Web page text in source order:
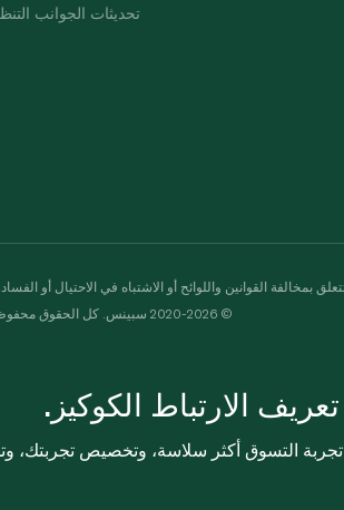
تحديثات الجوانب
بمخالفة القوانين واللوائح أو الاشتباه في الاحتيال أو
© 2020-2026 سبينس. كل الحقوق محفوظة
الارتباط الكوكيز.
التسوق أكثر سلاسة، وتخصيص تجربتك،